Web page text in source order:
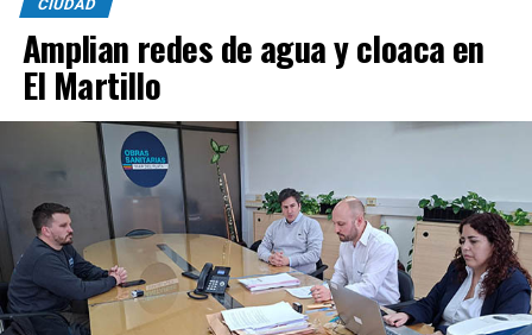
CIUDAD
Amplian redes de agua y cloaca en
El Martillo